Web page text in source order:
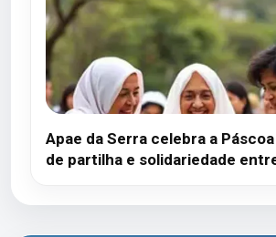
Apae da Serra celebra a
de partilha e solidariedade